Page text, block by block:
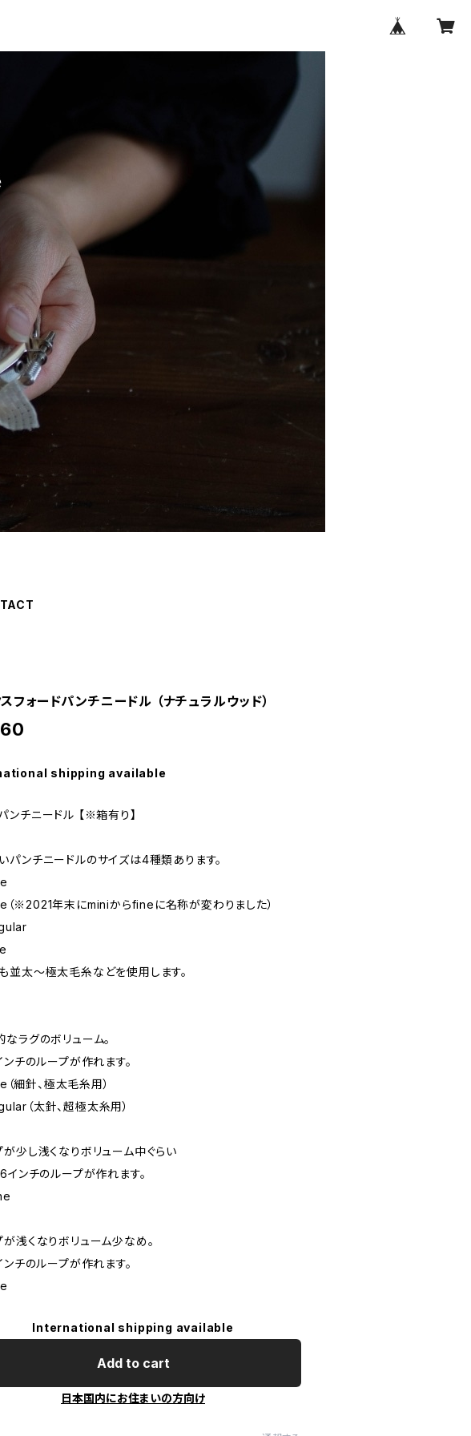
フォードパンチニードル （ナチュラルウッド）
shipping available
ンチニードル 【※箱有り】
パンチニードルのサイズは4種類あります。
※2021年末にminiからfineに名称が変わりました）
並太〜極太毛糸などを使用します。
なラグのボリューム。
チのループが作れます。
細針、極太毛糸用）
（太針、超極太糸用）
が少し浅くなりボリューム中ぐらい
インチのループが作れます。
が浅くなりボリューム少なめ。
チのループが作れます。
International shipping available
Add to cart
日本国内にお住まいの方向け